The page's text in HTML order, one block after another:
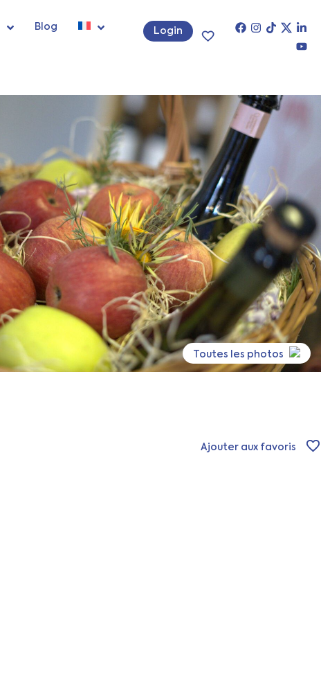
Blog Login
Toutes les photos
Ajouter aux favoris